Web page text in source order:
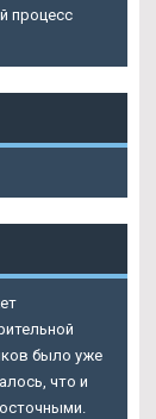
процесс
было уже
что и